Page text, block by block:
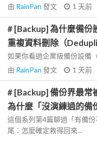
由 RainPan 發文 1 天前
# [Backup] 為什麼備份
重複資料刪除（
如果你看過企業級備份設備
由 RainPan 發文 1 天前
# [Backup] 備份界最常
為什麼「沒演練過的備
這個系列第4篇聊過「有備
尾：怎麼確定救得回來...